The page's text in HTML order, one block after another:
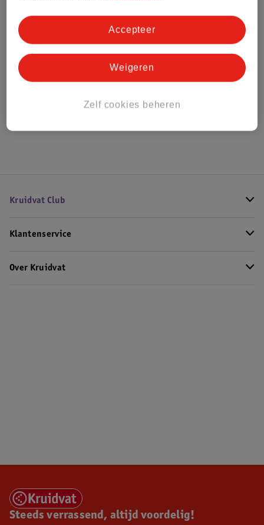
Bestel & Bezorginformatie
Bekijk ook
Kruidvat Club
Klantenservice
Over Kruidvat
Steeds verrassend, altijd voordelig!
Zelf cookies beheren
Weigeren
Accepteer